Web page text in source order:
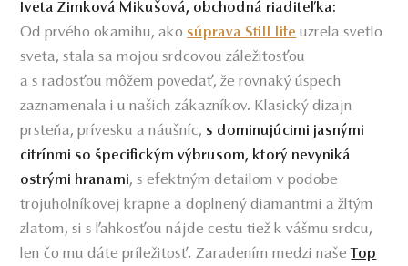
Iveta Zimková Mikušová, obchodná riaditeľka:
Od prvého okamihu, ako súprava Still life uzrela svetlo
sveta, stala sa mojou srdcovou záležitosťou
a s radosťou môžem povedať, že rovnaký úspech
zaznamenala i u našich zákazníkov. Klasický dizajn
prsteňa, prívesku a náušníc, s dominujúcimi jasnými
citrínmi so špecifickým výbrusom, ktorý nevyniká
ostrými hranami, s efektným detailom v podobe
trojuholníkovej krapne a doplnený diamantmi a žltým
zlatom, si s ľahkosťou nájde cestu tiež k vášmu srdcu,
len čo mu dáte príležitosť. Zaradením medzi naše Top